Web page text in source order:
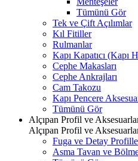
Tümünü Gör
Tek ve Çift Açılımlar
Kıl Fitiller
Rulmanlar
Kapı Kapatıcı (Kapı
Cephe Makasları
Cephe Ankrajları
Cam Takozu
Kapı Pencere
Tümünü Gör
Alçıpan Profil ve
Alçıpan Profil ve
Fuga ve Detay
Asma Tavan ve